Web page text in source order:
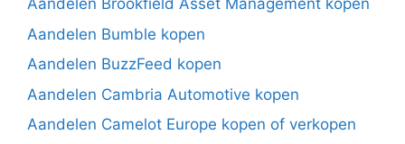
Aandelen Brookfield Asset Management kopen
Aandelen Bumble kopen
Aandelen BuzzFeed kopen
Aandelen Cambria Automotive kopen
Aandelen Camelot Europe kopen of verkopen